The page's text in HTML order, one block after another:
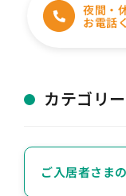
夜間・
お電話
カテゴリー
ご入居者さま